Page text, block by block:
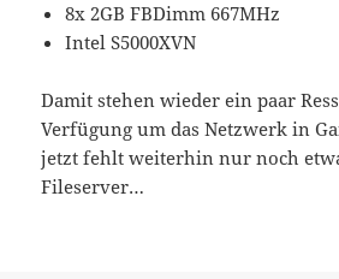
8x 2GB FBDimm 667MHz
Intel S5000XVN
Damit stehen wieder ein paar
Verfügung um das Netzwerk in
jetzt fehlt weiterhin nur noch
Fileserver…